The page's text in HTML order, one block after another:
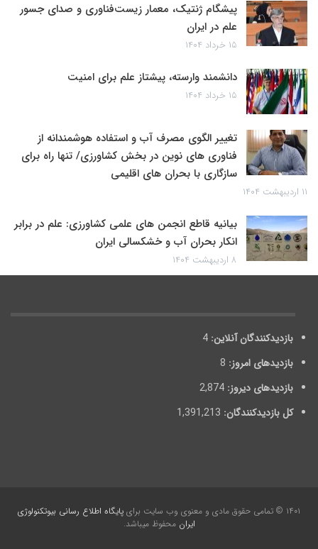
پیشگام ژنتیک، معمار زیست‌فناوری و صدای جسور
علم در ایران
۱۵ خرداد ۱۴۰۴
دانشمند وارسته، پیشتاز علم برای امنیت
۱۵ خرداد ۱۴۰۴
تغییر الگوی مصرف آب و استفاده هوشمندانه از
فناوری های نوین در بخش کشاورزی/ تنها راه برای
سازگاری با بحران های اقلیمی
۱۱ اردیبهشت ۱۴۰۴
بیانیه قاطع انجمن های علمی کشاورزی: علم در برابر
انکار بحران آب و خشکسالی ایران
۸ اردیبهشت ۱۴۰۴
بازدیدکنندگان آنلاین: 4
بازدیدهای امروز: 8
بازدیدهای دیروز: 2,874
کل بازدیدکنند‌گان: 1,391,213
۱۴۰۱ © تمامی حقوق مادی و معنوی وب سایت برای
پایگاه اطلاع رسانی بیوتکنولوژی
ایران محفوظ می‎باشد.